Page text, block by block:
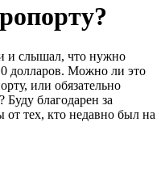
и слышал, что нужно
долларов. Можно ли это
или обязательно
благодарен за
тех, кто недавно был на